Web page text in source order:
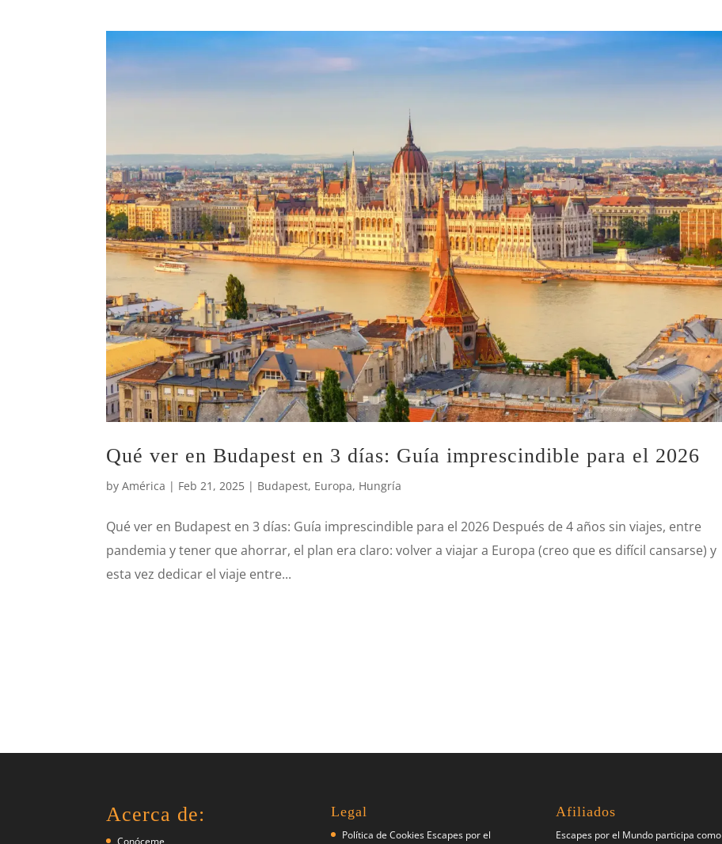
Qué ver en Budapest en 3 días: Guía imprescindible para el 2026
byAmérica | Feb 21, 2025 | Budapest, Europa, Hungría
Qué ver en Budapest en 3 días: Guía imprescindible para el 2026 Después de 4 años sin viajes, entre
pandemia y tener que ahorrar, el plan era claro: volver a viajar a Europa (creo que es difícil cansarse) y
esta vez dedicar el viaje entre...
Acerca de:
Conóceme
Legal
Política de Cookies Escapes por el
Afiliados
Escapes por el Mundo participa como